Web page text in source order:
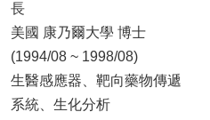
長
美國 康乃爾大學 博士
(1994/08 ~ 1998/08)
生醫感應器、靶向藥物傳遞
系統、生化分析